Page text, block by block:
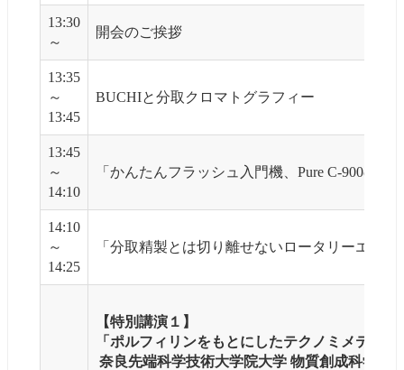
13:30
～
開会のご挨拶
13:35
～
13:45
BUCHIと分取クロマトグラフィー
13:45
～
14:10
「かんたんフラッシュ入門機、Pure C-900の概
14:10
～
14:25
「分取精製とは切り離せないロータリーエバ
【特別講演１】
「ポルフィリンをもとにしたテクノミメティ
奈良先端科学技術大学院大学 物質創成科学領